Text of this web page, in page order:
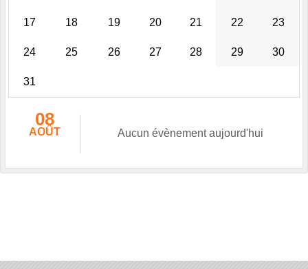
17 18 19 20 21 22 23
24 25 26 27 28 29 30
31
08
AOÛT Aucun évènement aujourd'hui